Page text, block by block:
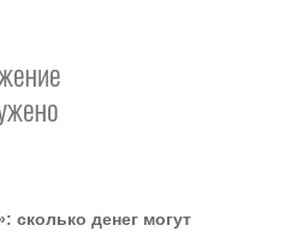
персонал - «Интервью»
сколько денег могут